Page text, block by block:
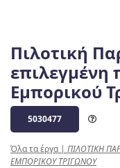
Πιλοτική
επιλεγμένη
Εμπορικού
5030477
Όλα τα έργα| ΠΙΛΟΤΙΚΗ
ΕΜΠΟΡΙΚΟΥ ΤΡΙΓΩΝΟΥ